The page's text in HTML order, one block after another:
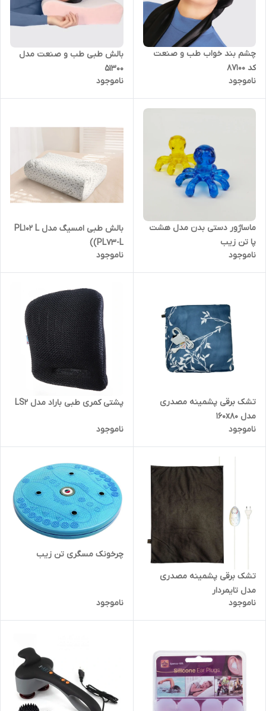
چشم بند خواب طب و صنعت
کد 87100
ناموجود
بالش طبی طب و صنعت مدل
51300
ناموجود
ماساژور دستی بدن مدل هشت
پا تن زیب
ناموجود
بالش طبی امسیگ مدل PL102 L
(PL73-L)
ناموجود
تشک برقی پشمینه مصدری
مدل 160x80
ناموجود
پشتی کمری طبی باراد مدل LS2
ناموجود
تشک برقی پشمینه مصدری
مدل تایمردار
ناموجود
چرخونک مسگری تن زیب
ناموجود